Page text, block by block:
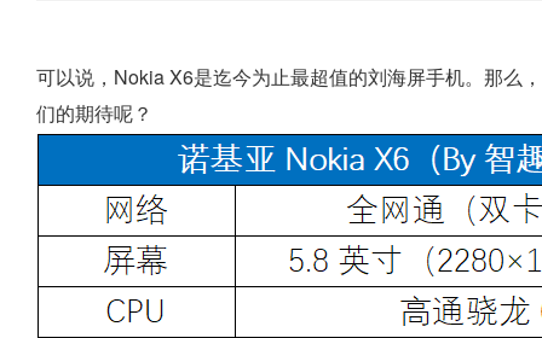
可以说，Nokia X6是迄今为止最超值的刘海屏手机。那么
们的期待呢？